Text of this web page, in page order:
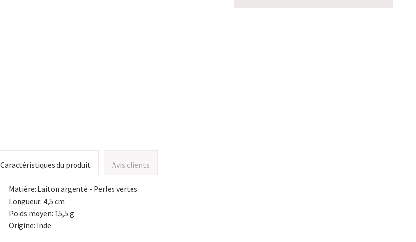
Caractéristiques du produit Avis clients
Matière: Laiton argenté - Perles vertes
Longueur: 4,5 cm
Poids moyen: 15,5 g
Origine: Inde